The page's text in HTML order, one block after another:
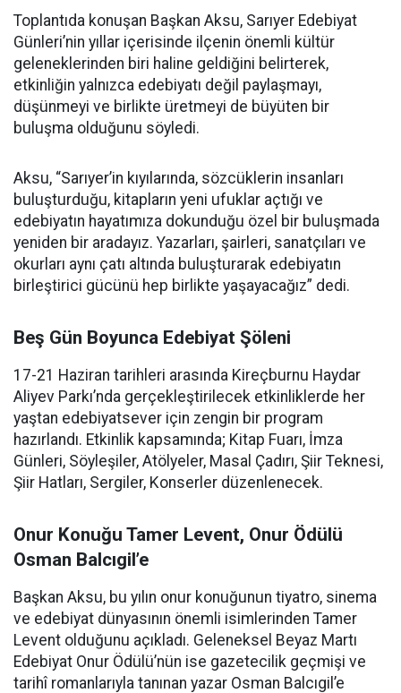
Toplantıda konuşan Başkan Aksu, Sarıyer Edebiyat
Günleri’nin yıllar içerisinde ilçenin önemli kültür
geleneklerinden biri haline geldiğini belirterek,
etkinliğin yalnızca edebiyatı değil paylaşmayı,
düşünmeyi ve birlikte üretmeyi de büyüten bir
buluşma olduğunu söyledi.
Aksu, “Sarıyer’in kıyılarında, sözcüklerin insanları
buluşturduğu, kitapların yeni ufuklar açtığı ve
edebiyatın hayatımıza dokunduğu özel bir buluşmada
yeniden bir aradayız. Yazarları, şairleri, sanatçıları ve
okurları aynı çatı altında buluşturarak edebiyatın
birleştirici gücünü hep birlikte yaşayacağız” dedi.
Beş Gün Boyunca Edebiyat Şöleni
17-21 Haziran tarihleri arasında Kireçburnu Haydar
Aliyev Parkı’nda gerçekleştirilecek etkinliklerde her
yaştan edebiyatsever için zengin bir program
hazırlandı. Etkinlik kapsamında; Kitap Fuarı, İmza
Günleri, Söyleşiler, Atölyeler, Masal Çadırı, Şiir Teknesi,
Şiir Hatları, Sergiler, Konserler düzenlenecek.
Onur Konuğu Tamer Levent, Onur Ödülü
Osman Balcıgil’e
Başkan Aksu, bu yılın onur konuğunun tiyatro, sinema
ve edebiyat dünyasının önemli isimlerinden Tamer
Levent olduğunu açıkladı. Geleneksel Beyaz Martı
Edebiyat Onur Ödülü’nün ise gazetecilik geçmişi ve
tarihî romanlarıyla tanınan yazar Osman Balcıgil’e